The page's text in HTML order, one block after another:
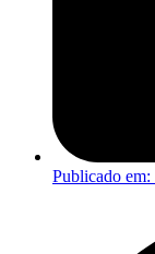
Publicado em: